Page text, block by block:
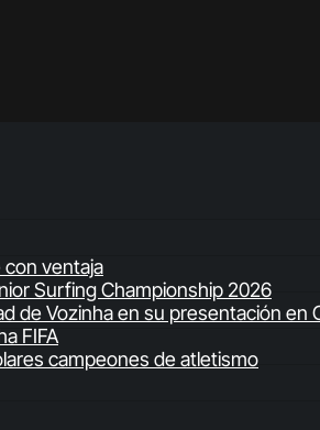
con ventaja
Surfing Championship 2026
de Vozinha en su presentación en
FIFA
campeones de atletismo